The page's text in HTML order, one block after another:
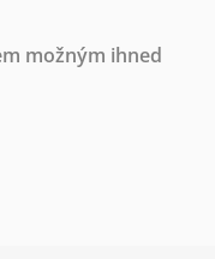
možným ihned